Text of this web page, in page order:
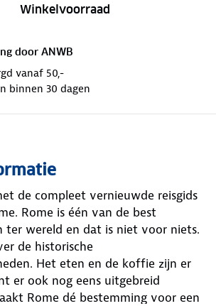
Winkelvoorraad
door ANWB
vanaf 50,-
binnen 30 dagen
de compleet vernieuwde reisgids
Rome is één van de best
ter wereld en dat is niet voor niets.
de historische
Het eten en de koffie zijn er
er ook nog eens uitgebreid
Rome dé bestemming voor een